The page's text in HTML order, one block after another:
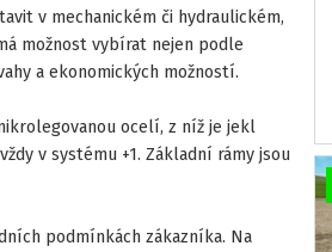
v mechanickém či hydraulickém,
možnost vybírat nejen podle
a ekonomických možností.
ocelí, z níž je jekl
v systému +1. Základní rámy jsou
podmínkách zákazníka. Na